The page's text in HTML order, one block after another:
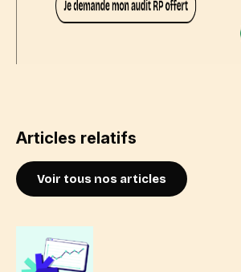
Articles relatifs
Voir tous nos articles